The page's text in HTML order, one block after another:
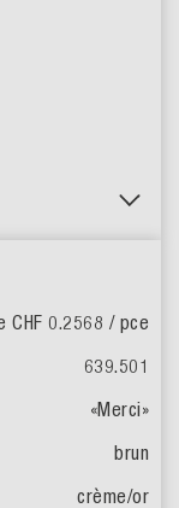
CHF 0.2568 / pce
639.501
«Merci»
brun
crème/or